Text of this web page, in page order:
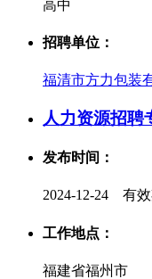
高中
招聘单位：
福清市方力包装
人力资源招聘
发布时间：
2024-12-24 有效
工作地点：
福建省福州市